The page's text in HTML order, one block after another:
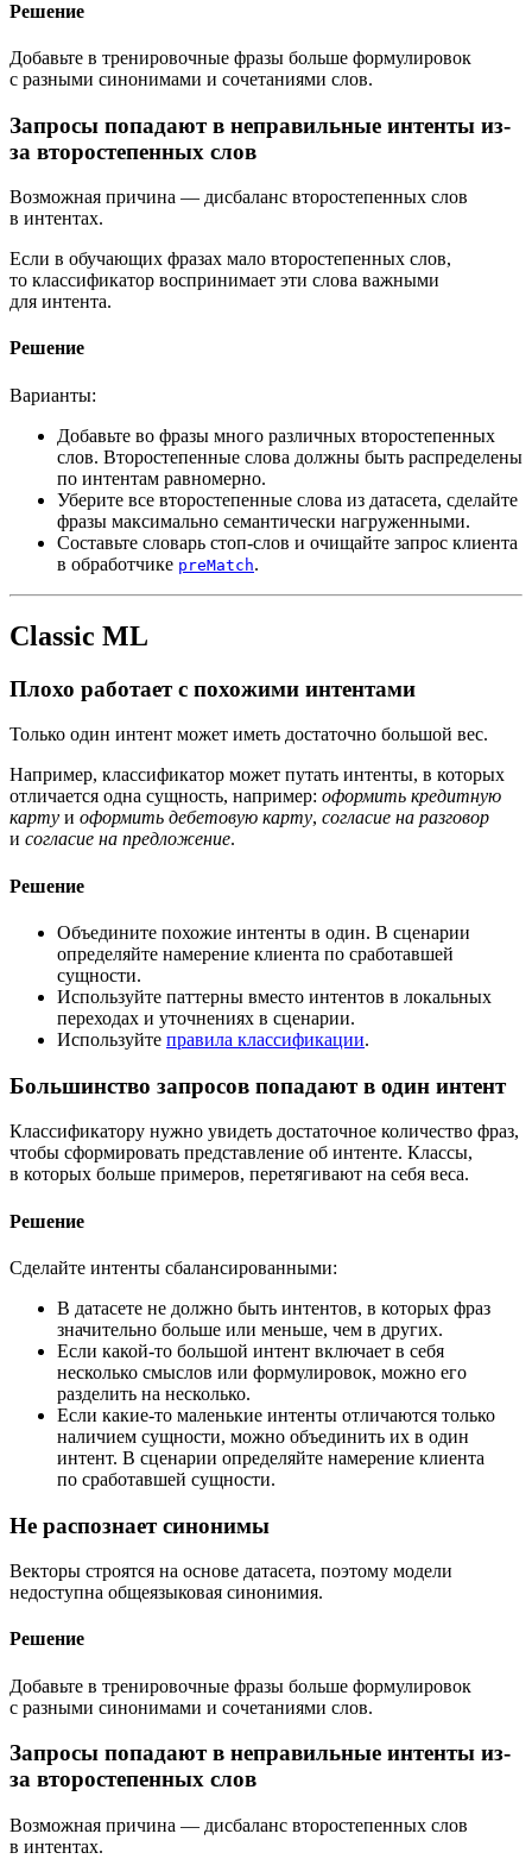
Решение
Добавьте в тренировочные фразы больше формулировок
с разными синонимами и сочетаниями слов.
Запросы попадают в неправильные интенты из-
за второстепенных слов
Возможная причина — дисбаланс второстепенных слов
в интентах.
Если в обучающих фразах мало второстепенных слов,
то классификатор воспринимает эти слова важными
для интента.
Решение
Варианты:
Добавьте во фразы много различных второстепенных
слов. Второстепенные слова должны быть распределены
по интентам равномерно.
Уберите все второстепенные слова из датасета, сделайте
фразы максимально семантически нагруженными.
Составьте словарь стоп-слов и очищайте запрос клиента
в обработчике preMatch.
Classic ML
Плохо работает с похожими интентами
Только один интент может иметь достаточно большой вес.
Например, классификатор может путать интенты, в которых
отличается одна сущность, например: оформить кредитную
карту и оформить дебетовую карту, согласие на разговор
и согласие на предложение.
Решение
Объедините похожие интенты в один. В сценарии
определяйте намерение клиента по сработавшей
сущности.
Используйте паттерны вместо интентов в локальных
переходах и уточнениях в сценарии.
Используйте правила классификации.
Большинство запросов попадают в один интент
Классификатору нужно увидеть достаточное количество фраз,
чтобы сформировать представление об интенте. Классы,
в которых больше примеров, перетягивают на себя веса.
Решение
Сделайте интенты сбалансированными:
В датасете не должно быть интентов, в которых фраз
значительно больше или меньше, чем в других.
Если какой-то большой интент включает в себя
несколько смыслов или формулировок, можно его
разделить на несколько.
Если какие-то маленькие интенты отличаются только
наличием сущности, можно объединить их в один
интент. В сценарии определяйте намерение клиента
по сработавшей сущности.
Не распознает синонимы
Векторы строятся на основе датасета, поэтому модели
недоступна общеязыковая синонимия.
Решение
Добавьте в тренировочные фразы больше формулировок
с разными синонимами и сочетаниями слов.
Запросы попадают в неправильные интенты из-
за второстепенных слов
Возможная причина — дисбаланс второстепенных слов
в интентах.